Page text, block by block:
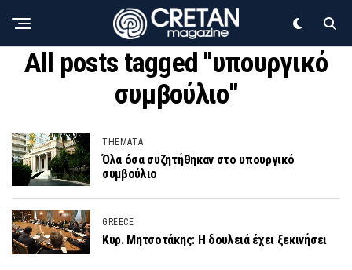
All posts tagged "υπουργικό
συμβούλιο"
THEMATA
Όλα όσα συζητήθηκαν στο υπουργικό
συμβούλιο
GREECE
Κυρ. Μητσοτάκης: Η δουλειά έχει ξεκινήσει